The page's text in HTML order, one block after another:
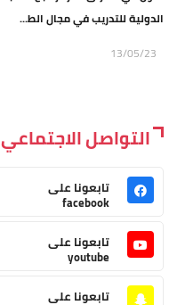
الدولية للتدريب في مجال الط...
13/05/23
التواصل الاجتماعي
تابعونا على
facebook
تابعونا على
youtube
تابعونا على